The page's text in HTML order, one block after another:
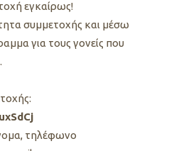
εγκαίρως!
συμμετοχής και μέσω
για τους γονείς που
τηλέφωνο